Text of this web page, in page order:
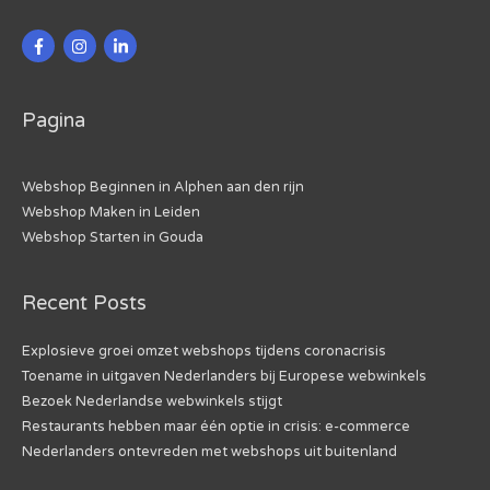
Pagina
Webshop Beginnen in Alphen aan den rijn
Webshop Maken in Leiden
Webshop Starten in Gouda
Recent Posts
Explosieve groei omzet webshops tijdens coronacrisis
Toename in uitgaven Nederlanders bij Europese webwinkels
Bezoek Nederlandse webwinkels stijgt
Restaurants hebben maar één optie in crisis: e-commerce
Nederlanders ontevreden met webshops uit buitenland